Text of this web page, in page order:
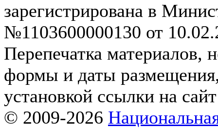
зарегистрирована в
№1103600000130 от
Перепечатка материалов,
формы и даты
установкой ссылки на
© 2009-2026